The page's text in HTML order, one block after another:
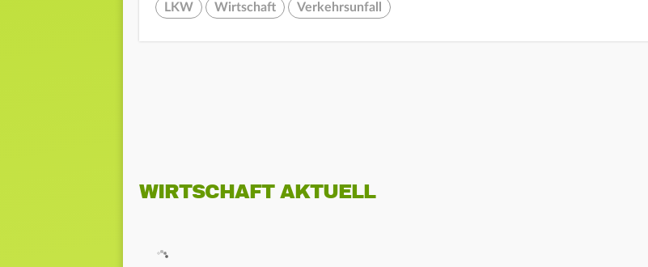
LKW Wirtschaft Verkehrsunfall
WIRTSCHAFT AKTUELL